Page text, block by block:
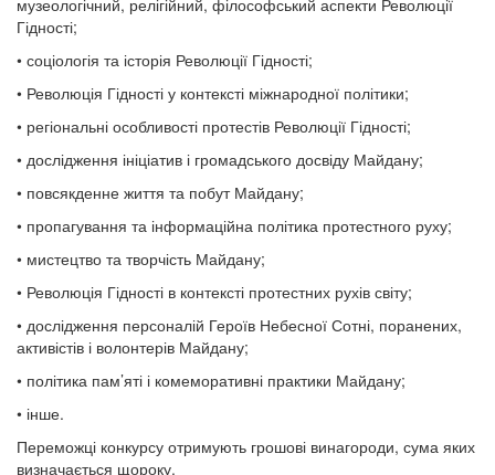
музеологічний, релігійний, філософський аспекти Революції
Гідності;
• соціологія та історія Революції Гідності;
• Революція Гідності у контексті міжнародної політики;
• регіональні особливості протестів Революції Гідності;
• дослідження ініціатив і громадського досвіду Майдану;
• повсякденне життя та побут Майдану;
• пропагування та інформаційна політика протестного руху;
• мистецтво та творчість Майдану;
• Революція Гідності в контексті протестних рухів світу;
• дослідження персоналій Героїв Небесної Сотні, поранених,
активістів і волонтерів Майдану;
• політика пам’яті і комеморативні практики Майдану;
• інше.
Переможці конкурсу отримують грошові винагороди, сума яких
визначається щороку.